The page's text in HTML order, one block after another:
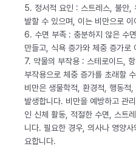
5. 정서적 요인 : 스트레스, 불안,
발할 수 있으며, 이는 비만으로
6. 수면 부족 : 충분하지 않은 수
만들고, 식욕 증가와 체중 증가로
7. 약물의 부작용 : 스테로이드,
부작용으로 체중 증가를 초래할
비만은 생물학적, 환경적, 행동적
발생합니다. 비만을 예방하고 관
인 신체 활동, 적절한 수면, 스트
니다. 필요한 경우, 의사나 영양
요합니다.